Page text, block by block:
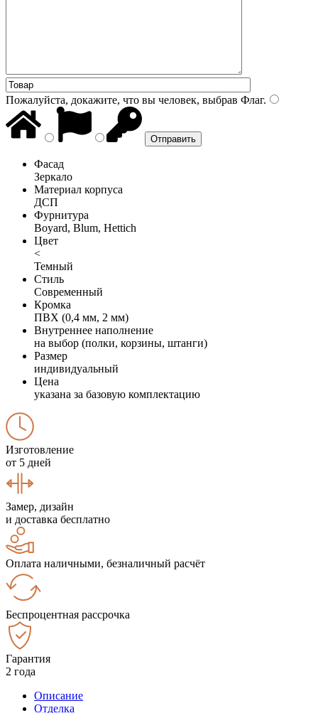
Пожалуйста, докажите, что вы человек, выбрав Флаг.
Фасад
Зеркало
Материал корпуса
ДСП
Фурнитура
Boyard, Blum, Hettich
Цвет
<
Темный
Стиль
Современный
Кромка
ПВХ (0,4 мм, 2 мм)
Внутреннее наполнение
на выбор (полки, корзины, штанги)
Размер
индивидуальный
Цена
указана за базовую комплектацию
Изготовление
от 5 дней
Замер, дизайн
и доставка бесплатно
Оплата наличными, безналичный расчёт
Беспроцентная рассрочка
Гарантия
2 года
Описание
Отделка